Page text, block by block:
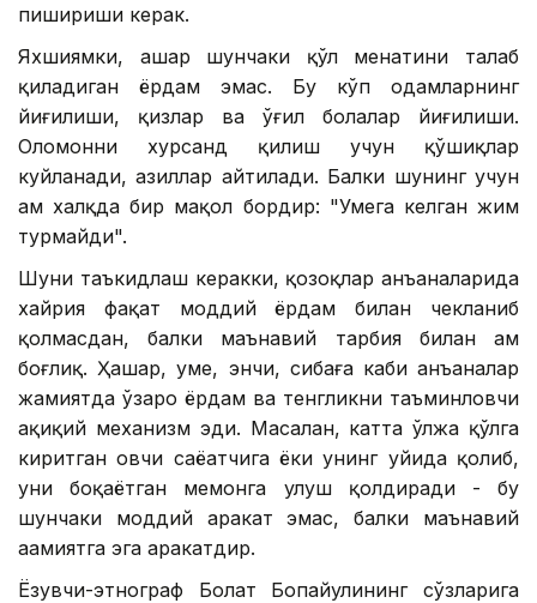
пишириши керак.
Яхшиямки, ҳашар шунчаки қўл меҳнатини талаб
қиладиган ёрдам эмас. Бу кўп одамларнинг
йиғилиши, қизлар ва ўғил болалар йиғилиши.
Оломонни хурсанд қилиш учун қўшиқлар
куйланади, ҳазиллар айтилади. Балки шунинг учун
ҳам халқда бир мақол бордир: "Умега келган жим
турмайди".
Шуни таъкидлаш керакки, қозоқлар анъаналарида
хайрия фақат моддий ёрдам билан чекланиб
қолмасдан, балки маънавий тарбия билан ҳам
боғлиқ. Ҳашар, уме, энчи, сибаға каби анъаналар
жамиятда ўзаро ёрдам ва тенгликни таъминловчи
ҳақиқий механизм эди. Масалан, катта ўлжа қўлга
киритган овчи саёҳатчига ёки унинг уйида қолиб,
уни боқаётган меҳмонга улуш қолдиради - бу
шунчаки моддий ҳаракат эмас, балки маънавий
аҳамиятга эга ҳаракатдир.
Ёзувчи-этнограф Болат Бопайулининг сўзларига